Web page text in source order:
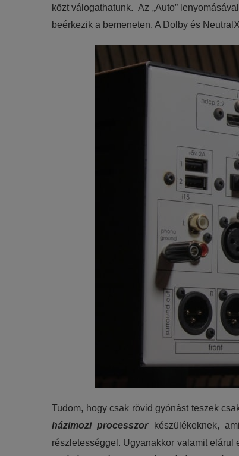
közt válogathatunk. Az „Auto”
beérkezik a bemeneten. A Dolby és
Tudom, hogy csak rövid gyónást teszek
házimozi processzorkészülékeknek,
részletességgel. Ugyanakkor valamit